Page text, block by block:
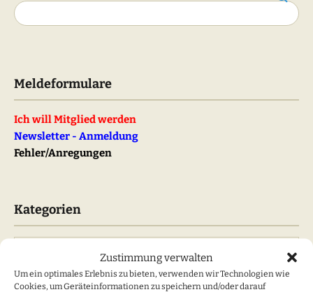
Zustimmung verwalten
Um ein optimales Erlebnis zu bieten, verwenden wir Technologien wie
Cookies, um Geräteinformationen zu speichern und/oder darauf
Meldeformulare
Ich will Mitglied werden
Newsletter - Anmeldung
Fehler/Anregungen
Kategorien